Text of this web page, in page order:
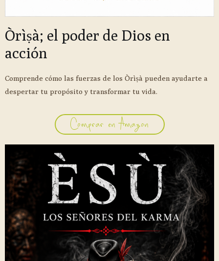
Òrìṣà; el poder de Dios en
acción
Comprende cómo las fuerzas de los Òrìṣà pueden ayudarte a
despertar tu propósito y transformar tu vida.
Comprar en Amazon